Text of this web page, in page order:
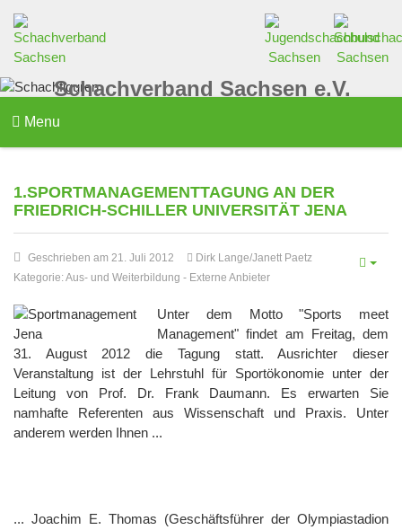
Schachverband Sachsen e.V.
Menu
1.SPORTMANAGEMENTTAGUNG AN DER
FRIEDRICH-SCHILLER UNIVERSITÄT JENA
Geschrieben am 21. Juli 2012
Dirk Lange/Janett Paetz
Kategorie:Aus- und Weiterbildung - Externe Anbieter
Unter dem Motto "Sports meet
Management" findet am Freitag, dem
31. August 2012 die Tagung statt. Ausrichter dieser
Veranstaltung ist der Lehrstuhl für Sportökonomie unter der
Leitung von Prof. Dr. Frank Daumann. Es erwarten Sie
namhafte Referenten aus Wissenschaft und Praxis. Unter
anderem werden Ihnen ...
... Joachim E. Thomas (Geschäftsführer der Olympiastadion